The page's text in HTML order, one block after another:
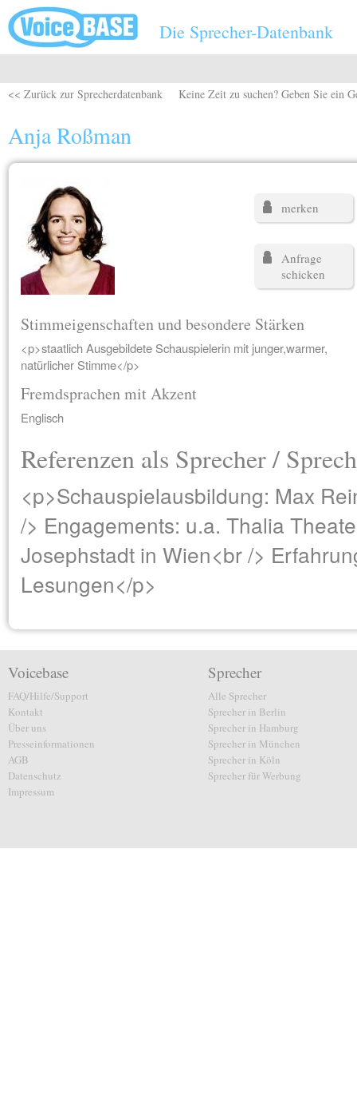
Direkt zum Inhalt
Die Sprecher-Datenbank
<< Zurück zur Sprecherdatenbank Keine Zeit zu suchen? Geben Sie ein
Anja Roßman
merken
Anfrage
schicken
Stimmeigenschaften und besondere Stärken
<p>staatlich Ausgebildete Schauspielerin mit junger,warmer,
natürlicher Stimme</p>
Fremdsprachen mit Akzent
Englisch
Referenzen als Sprecher /
<p>Schauspielausbildung: Max
/> Engagements: u.a. Thalia
Josephstadt in Wien<br />
Lesungen</p>
Voicebase
FAQ/Hilfe/Support
Kontakt
Über uns
Presseinformationen
AGB
Datenschutz
Impressum
Sprecher
Alle Sprecher
Sprecher in Berlin
Sprecher in Hamburg
Sprecher in München
Sprecher in Köln
Sprecher für Werbung